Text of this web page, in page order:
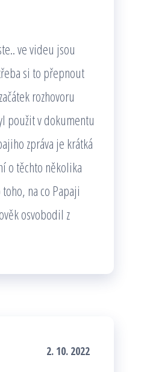
ve videu jsou
si to přepnout
rozhovoru
použit v dokumentu
zpráva je krátká
o těchto několika
na co Papaji
osvobodil z
2. 10. 2022